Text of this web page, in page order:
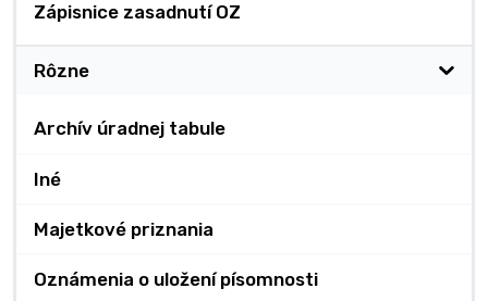
Zápisnice zasadnutí OZ
Rôzne
Archív úradnej tabule
Iné
Majetkové priznania
Oznámenia o uložení písomnosti